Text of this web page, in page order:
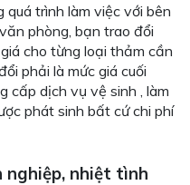
quá trình làm việc với bên
phòng, bạn trao đổi
cho từng loại thảm cần
phải là mức giá cuối
cấp dịch vụ vệ sinh , làm
phát sinh bất cứ chi phí
nghiệp, nhiệt tình